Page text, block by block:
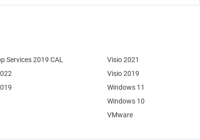
Services 2019 CAL
Visio 2021
Visio 2019
Windows 11
Windows 10
VMware